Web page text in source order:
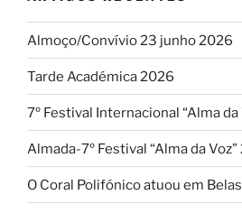
Almoço/Convívio 23 junho 2026
Tarde Académica 2026
7º Festival Internacional “Alma da
Almada-7º Festival “Alma da
O Coral Polifónico atuou em Belas